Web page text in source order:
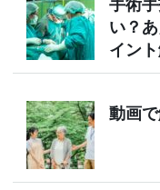
い？
イン
動画